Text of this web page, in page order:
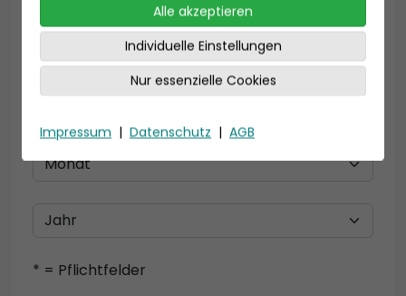
Geburtsdatum
* = Pflichtfelder
Alle akzeptieren
Individuelle Einstellungen
Nur essenzielle Cookies
Impressum | Datenschutz | AGB